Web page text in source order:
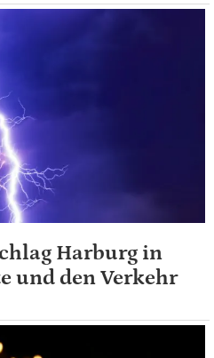
Harburg in
und den Verkehr